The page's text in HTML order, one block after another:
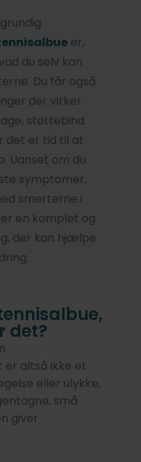
er,
du selv kan
Du får også
der virker
støttebind
det er tid til at
Uanset om du
symptomer,
smerterne i
en komplet og
der kan hjælpe
det?
er altså ikke et
eller ulykke,
små
giver